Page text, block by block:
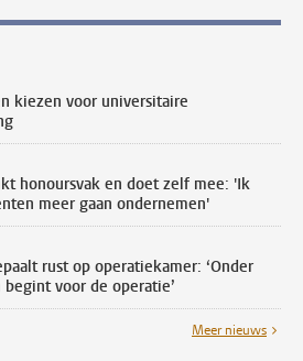
kiezen voor universitaire
honoursvak en doet zelf mee: 'Ik
meer gaan ondernemen'
rust op operatiekamer: ‘Onder
voor de operatie’
Meer nieuws